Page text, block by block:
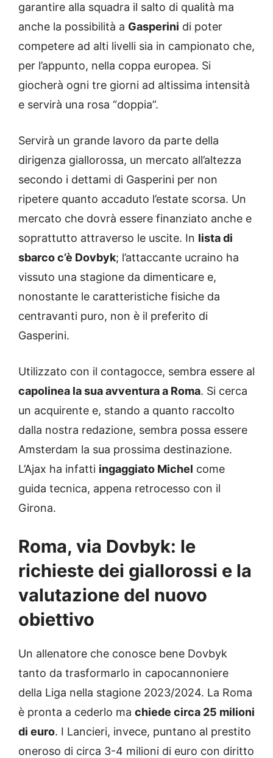
garantire alla squadra il salto di qualità ma
anche la possibilità a Gasperini di poter
competere ad alti livelli sia in campionato che,
per l’appunto, nella coppa europea. Si
giocherà ogni tre giorni ad altissima intensità
e servirà una rosa “doppia”.
Servirà un grande lavoro da parte della
dirigenza giallorossa, un mercato all’altezza
secondo i dettami di Gasperini per non
ripetere quanto accaduto l’estate scorsa. Un
mercato che dovrà essere finanziato anche e
soprattutto attraverso le uscite. In lista di
sbarco c’è Dovbyk; l’attaccante ucraino ha
vissuto una stagione da dimenticare e,
nonostante le caratteristiche fisiche da
centravanti puro, non è il preferito di
Gasperini.
Utilizzato con il contagocce, sembra essere al
capolinea la sua avventura a Roma. Si cerca
un acquirente e, stando a quanto raccolto
dalla nostra redazione, sembra possa essere
Amsterdam la sua prossima destinazione.
L’Ajax ha infatti ingaggiato Michel come
guida tecnica, appena retrocesso con il
Girona.
Roma, via Dovbyk: le
richieste dei giallorossi e la
valutazione del nuovo
obiettivo
Un allenatore che conosce bene Dovbyk
tanto da trasformarlo in capocannoniere
della Liga nella stagione 2023/2024. La Roma
è pronta a cederlo ma chiede circa 25 milioni
di euro. I Lancieri, invece, puntano al prestito
oneroso di circa 3-4 milioni di euro con diritto